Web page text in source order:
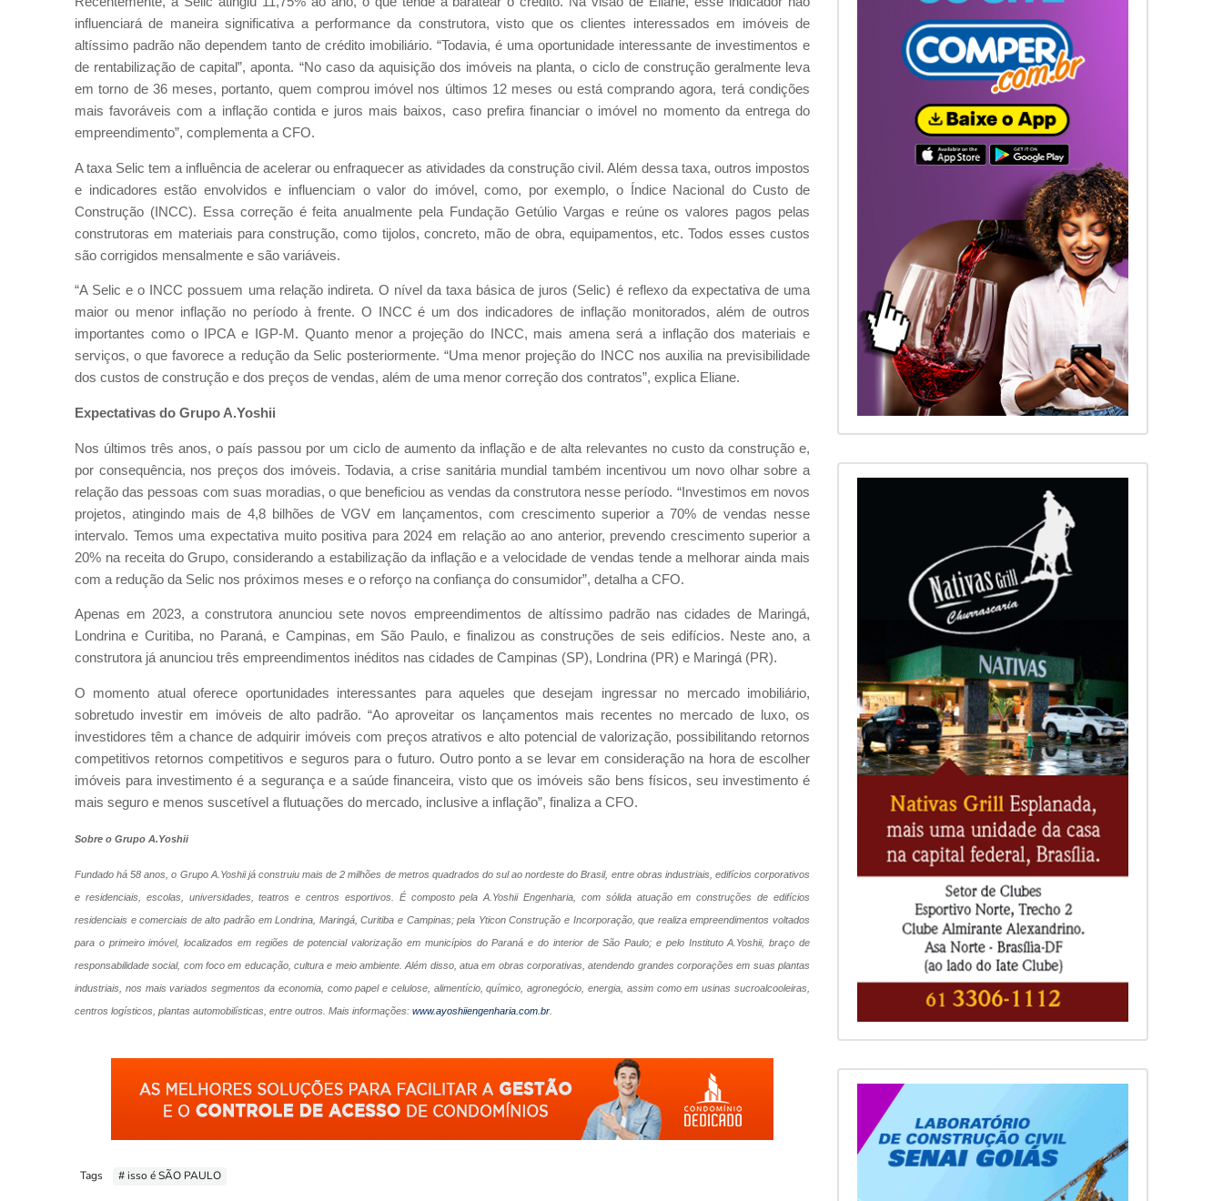
influenciará de maneira significativa a performance da construtora, visto que os clientes interessados em imóveis de
altíssimo padrão não dependem tanto de crédito imobiliário. “Todavia, é uma oportunidade interessante de investimentos e
de rentabilização de capital”, aponta. “No caso da aquisição dos imóveis na planta, o ciclo de construção geralmente leva
em torno de 36 meses, portanto, quem comprou imóvel nos últimos 12 meses ou está comprando agora, terá condições
mais favoráveis com a inflação contida e juros mais baixos, caso prefira financiar o imóvel no momento da entrega do
empreendimento”, complementa a CFO.
A taxa Selic tem a influência de acelerar ou enfraquecer as atividades da construção civil. Além dessa taxa, outros impostos
e indicadores estão envolvidos e influenciam o valor do imóvel, como, por exemplo, o Índice Nacional do Custo de
Construção (INCC). Essa correção é feita anualmente pela Fundação Getúlio Vargas e reúne os valores pagos pelas
construtoras em materiais para construção, como tijolos, concreto, mão de obra, equipamentos, etc. Todos esses custos
são corrigidos mensalmente e são variáveis.
“A Selic e o INCC possuem uma relação indireta. O nível da taxa básica de juros (Selic) é reflexo da expectativa de uma
maior ou menor inflação no período à frente. O INCC é um dos indicadores de inflação monitorados, além de outros
importantes como o IPCA e IGP-M. Quanto menor a projeção do INCC, mais amena será a inflação dos materiais e
serviços, o que favorece a redução da Selic posteriormente. “Uma menor projeção do INCC nos auxilia na previsibilidade
dos custos de construção e dos preços de vendas, além de uma menor correção dos contratos”, explica Eliane.
Expectativas do Grupo A.Yoshii
Nos últimos três anos, o país passou por um ciclo de aumento da inflação e de alta relevantes no custo da construção e,
por consequência, nos preços dos imóveis. Todavia, a crise sanitária mundial também incentivou um novo olhar sobre a
relação das pessoas com suas moradias, o que beneficiou as vendas da construtora nesse período. “Investimos em novos
projetos, atingindo mais de 4,8 bilhões de VGV em lançamentos, com crescimento superior a 70% de vendas nesse
intervalo. Temos uma expectativa muito positiva para 2024 em relação ao ano anterior, prevendo crescimento superior a
20% na receita do Grupo, considerando a estabilização da inflação e a velocidade de vendas tende a melhorar ainda mais
com a redução da Selic nos próximos meses e o reforço na confiança do consumidor”, detalha a CFO.
Apenas em 2023, a construtora anunciou sete novos empreendimentos de altíssimo padrão nas cidades de Maringá,
Londrina e Curitiba, no Paraná, e Campinas, em São Paulo, e finalizou as construções de seis edifícios. Neste ano, a
construtora já anunciou três empreendimentos inéditos nas cidades de Campinas (SP), Londrina (PR) e Maringá (PR).
O momento atual oferece oportunidades interessantes para aqueles que desejam ingressar no mercado imobiliário,
sobretudo investir em imóveis de alto padrão. “Ao aproveitar os lançamentos mais recentes no mercado de luxo, os
investidores têm a chance de adquirir imóveis com preços atrativos e alto potencial de valorização, possibilitando retornos
competitivos retornos competitivos e seguros para o futuro. Outro ponto a se levar em consideração na hora de escolher
imóveis para investimento é a segurança e a saúde financeira, visto que os imóveis são bens físicos, seu investimento é
mais seguro e menos suscetível a flutuações do mercado, inclusive a inflação”, finaliza a CFO.
Sobre o Grupo A.Yoshii
Fundado há 58 anos, o Grupo A.Yoshii já construiu mais de 2 milhões de metros quadrados do sul ao nordeste do Brasil, entre obras industriais, edifícios corporativos
e residenciais, escolas, universidades, teatros e centros esportivos. É composto pela A.Yoshii Engenharia, com sólida atuação em construções de edifícios
residenciais e comerciais de alto padrão em Londrina, Maringá, Curitiba e Campinas; pela Yticon Construção e Incorporação, que realiza empreendimentos voltados
para o primeiro imóvel, localizados em regiões de potencial valorização em municípios do Paraná e do interior de São Paulo; e pelo Instituto A.Yoshii, braço de
responsabilidade social, com foco em educação, cultura e meio ambiente. Além disso, atua em obras corporativas, atendendo grandes corporações em suas plantas
industriais, nos mais variados segmentos da economia, como papel e celulose, alimentício, químico, agronegócio, energia, assim como em usinas sucroalcooleiras,
centros logísticos, plantas automobilísticas, entre outros. Mais informações: www.ayoshiiengenharia.com.br
Tags # isso é SÃO PAULO